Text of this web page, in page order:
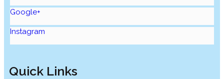
Google+
Instagram
Quick Links